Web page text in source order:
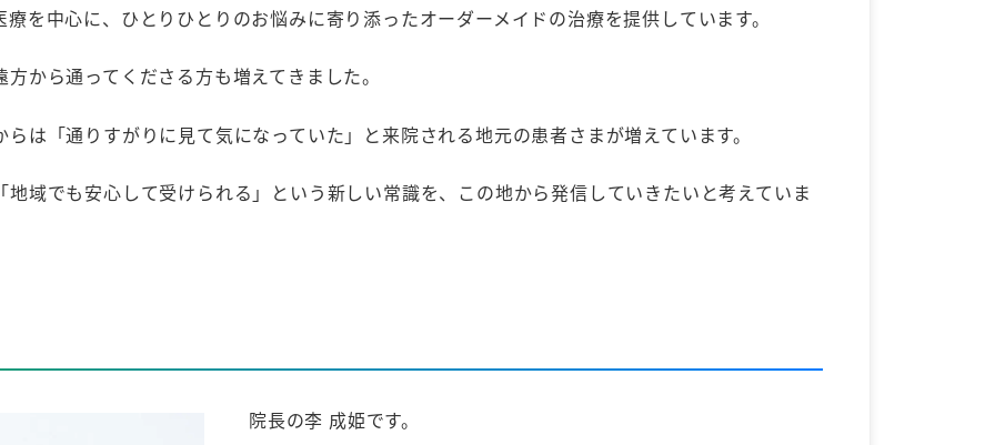
を中心に、ひとりひとりのお悩みに寄り添ったオーダーメイドの治療を提供しています。
から通ってくださる方も増えてきました。
は「通りすがりに見て気になっていた」と来院される地元の患者さまが増えています。
域でも安心して受けられる」という新しい常識を、この地から発信していきたいと考えていま
院長の李 成姫です。